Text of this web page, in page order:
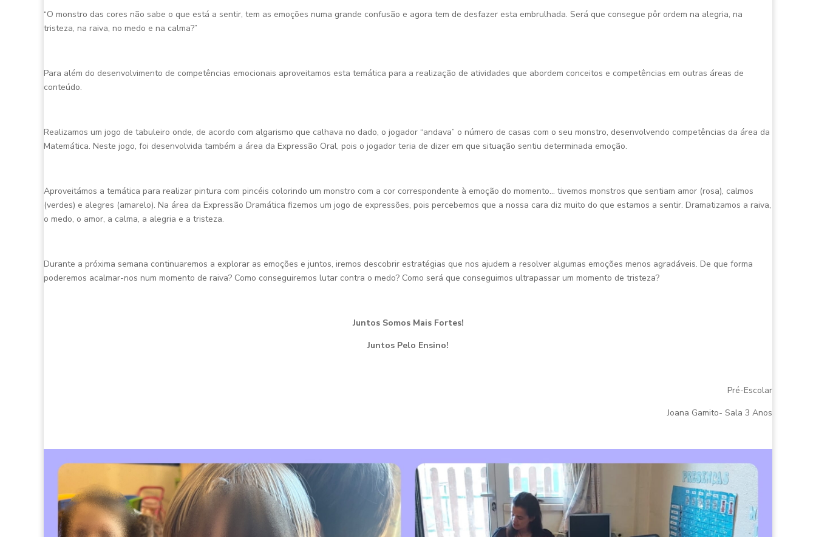
“O monstro das cores não sabe o que está a sentir, tem as emoções numa grande confusão e agora tem de desfazer esta embrulhada. Será que consegue pôr ordem na alegria, na
tristeza, na raiva, no medo e na calma?”
Para além do desenvolvimento de competências emocionais aproveitamos esta temática para a realização de atividades que abordem conceitos e competências em outras áreas de
conteúdo.
Realizamos um jogo de tabuleiro onde, de acordo com algarismo que calhava no dado, o jogador “andava” o número de casas com o seu monstro, desenvolvendo competências da área da
Matemática. Neste jogo, foi desenvolvida também a área da Expressão Oral, pois o jogador teria de dizer em que situação sentiu determinada emoção.
Aproveitámos a temática para realizar pintura com pincéis colorindo um monstro com a cor correspondente à emoção do momento… tivemos monstros que sentiam amor (rosa), calmos
(verdes) e alegres (amarelo). Na área da Expressão Dramática fizemos um jogo de expressões, pois percebemos que a nossa cara diz muito do que estamos a sentir. Dramatizamos a raiva,
o medo, o amor, a calma, a alegria e a tristeza.
Durante a próxima semana continuaremos a explorar as emoções e juntos, iremos descobrir estratégias que nos ajudem a resolver algumas emoções menos agradáveis. De que forma
poderemos acalmar-nos num momento de raiva? Como conseguiremos lutar contra o medo? Como será que conseguimos ultrapassar um momento de tristeza?
Juntos Somos Mais Fortes!
Juntos Pelo Ensino!
Pré-Escolar
Joana Gamito- Sala 3 Anos